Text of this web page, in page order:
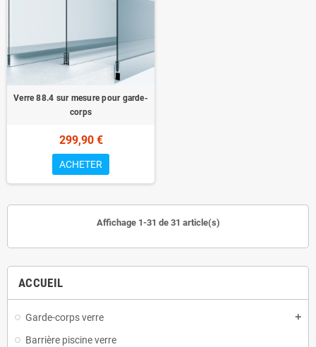
ACCUEIL
Garde-corps verre add
Barrière piscine verre
Verre 88.4 sur mesure pour garde-
corps
299,90 €
ACHETER
Affichage 1-31 de 31 article(s)